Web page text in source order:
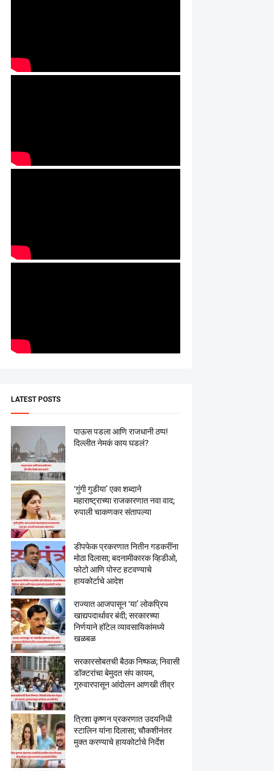
LATEST POSTS
पाऊस पडला आणि राजधानी ठप्प!
दिल्लीत नेमकं काय घडलं?
‘गुंगी गुडीया’ एका शब्दाने
महाराष्ट्राच्या राजकारणात नवा वाद;
रुपाली चाकणकर संतापल्या
डीपफेक प्रकरणात नितीन गडकरींना
मोठा दिलासा; बदनामीकारक व्हिडीओ,
फोटो आणि पोस्ट हटवण्याचे
हायकोर्टाचे आदेश
राज्यात आजपासून ‘या’ लोकप्रिय
खाद्यपदार्थावर बंदी; सरकारच्या
निर्णयाने हॉटेल व्यावसायिकांमध्ये
खळबळ
सरकारसोबतची बैठक निष्फळ; निवासी
डॉक्टरांचा बेमुदत संप कायम,
गुरुवारपासून आंदोलन आणखी तीव्र
त्रिशा कृष्णन प्रकरणात उदयनिधी
स्टालिन यांना दिलासा; चौकशीनंतर
मुक्त करण्याचे हायकोर्टाचे निर्देश